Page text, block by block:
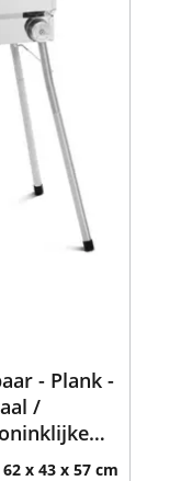
- Plank -
/
62 x 43 x 57 cm